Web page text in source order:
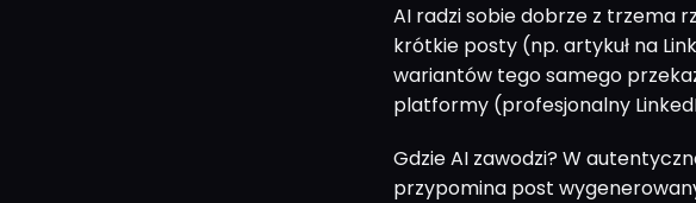
AI radzi sobie dobrze z trzema
krótkie posty (np. artykuł na
wariantów tego samego
platformy (profesjonalny
Gdzie AI zawodzi? W
przypomina post